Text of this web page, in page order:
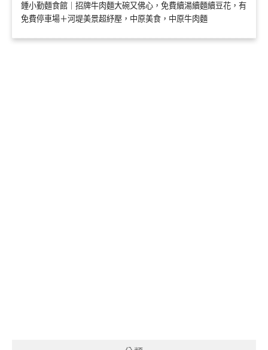
鍾小勤麵食館｜招牌牛肉麵大碗又佛心，免費續湯續麵續豆花，有
免費停車場＋河堤美景超紓壓，中原美食，中原牛肉麵